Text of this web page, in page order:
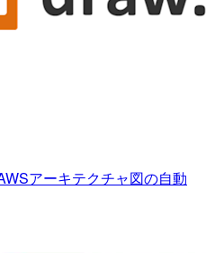
アーキテクチャ図の自動